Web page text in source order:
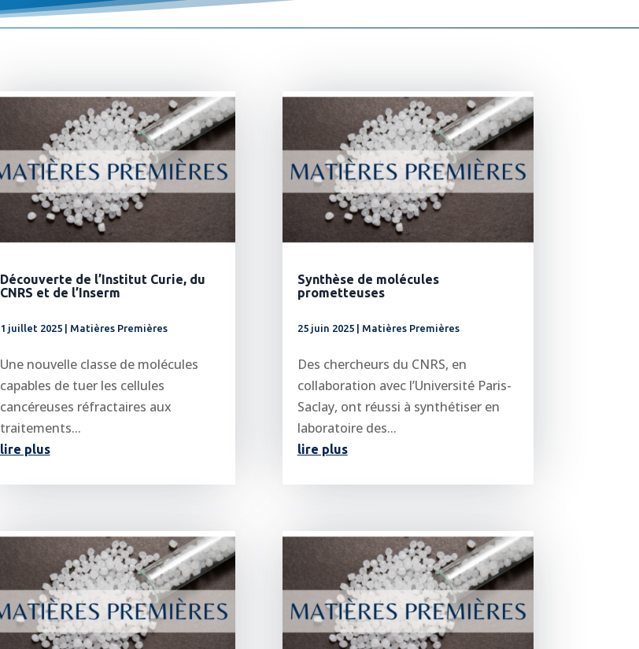
Découverte de l’Institut Curie, du
CNRS et de l’Inserm
1 juillet 2025| Matières Premières
Une nouvelle classe de molécules
capables de tuer les cellules
cancéreuses réfractaires aux
traitements...
lire plus
Synthèse de molécules
prometteuses
25 juin 2025| Matières Premières
Des chercheurs du CNRS, en
collaboration avec l’Université Paris-
Saclay, ont réussi à synthétiser en
laboratoire des...
lire plus